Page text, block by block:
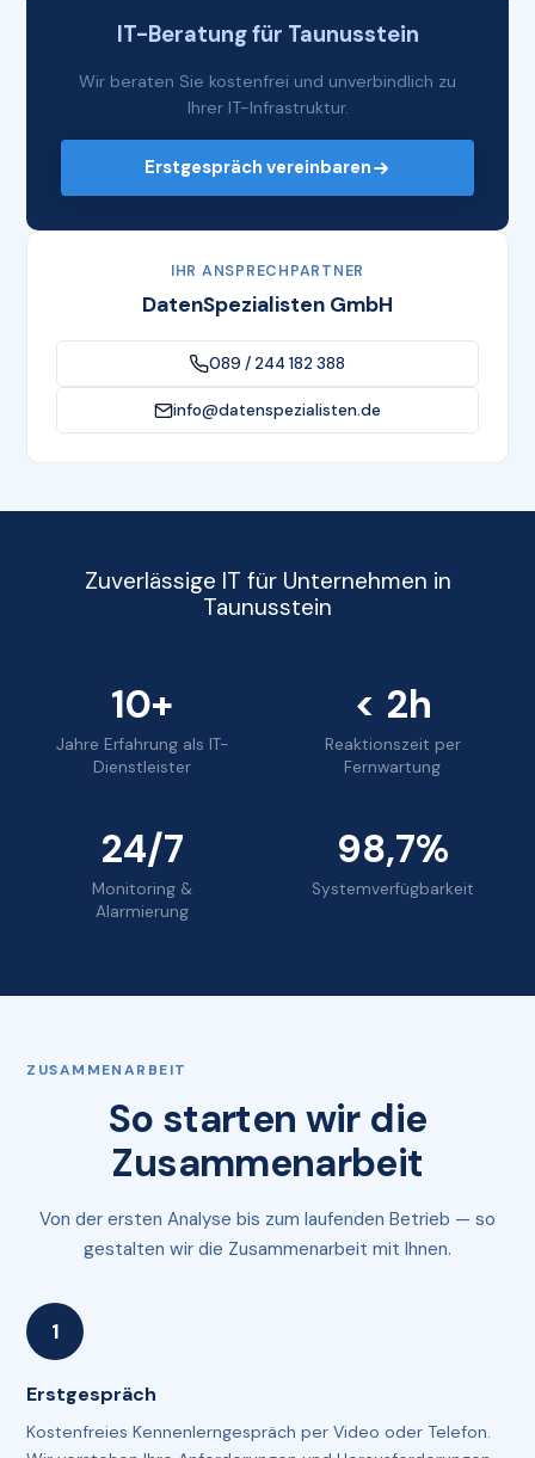
IT-Beratung für Taunusstein
Wir beraten Sie kostenfrei und unverbindlich zu
Ihrer IT-Infrastruktur.
Erstgespräch vereinbaren
IHR ANSPRECHPARTNER
DatenSpezialisten GmbH
089 / 244 182 388
info@datenspezialisten.de
Zuverlässige IT für Unternehmen in
Taunusstein
10+
Jahre Erfahrung als IT-
Dienstleister
< 2h
Reaktionszeit per
Fernwartung
24/7
Monitoring &
Alarmierung
98,7%
Systemverfügbarkeit
ZUSAMMENARBEIT
So starten wir die
Zusammenarbeit
Von der ersten Analyse bis zum laufenden Betrieb — so
gestalten wir die Zusammenarbeit mit Ihnen.
Erstgespräch
Kostenfreies Kennenlerngespräch per Video oder Telefon.